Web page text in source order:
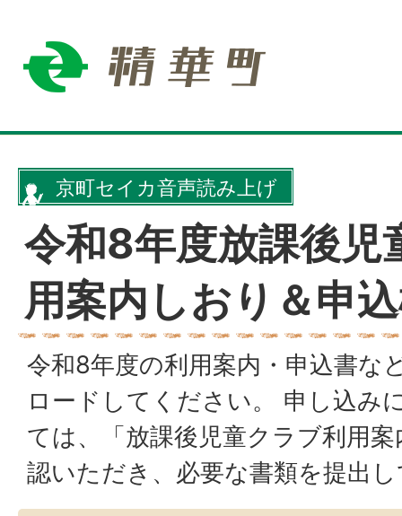
京町セイカ音声読み上げ
令和8年度放課後児
用案内しおり＆申
令和8年度の利用案内・申込書な
ロードしてください。 申し込み
ては、「放課後児童クラブ利用
認いただき、必要な書類を提出